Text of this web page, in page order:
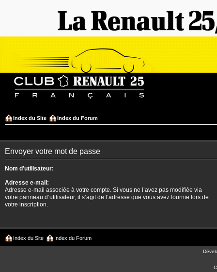
Index du Site Index du Forum
Envoyer votre mot de passe
Nom d’utilisateur:
Adresse e-mail:
Adresse e-mail associée à votre compte. Si vous ne l’avez pas modifiée via
votre panneau d’utilisateur, il s’agit de l’adresse que vous avez fournie lors de
votre inscription.
Index du Site Index du Forum